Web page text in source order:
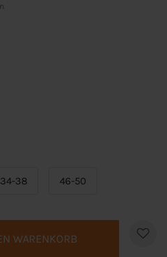
34-38 46-50
WARENKORB